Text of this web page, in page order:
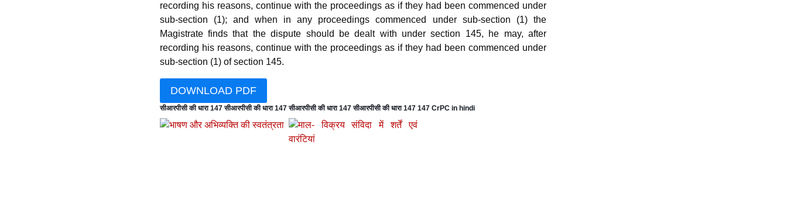
recording his reasons, continue with the proceedings as if they had been commenced under
sub-section (1); and when in any proceedings commenced under sub-section (1) the
Magistrate finds that the dispute should be dealt with under section 145, he may, after
recording his reasons, continue with the proceedings as if they had been commenced under
sub-section (1) of section 145.
DOWNLOAD PDF
सीआरपीसी की धारा 147 सीआरपीसी की धारा 147 सीआरपीसी की धारा 147 सीआरपीसी की धारा 147 147 CrPC in hindi